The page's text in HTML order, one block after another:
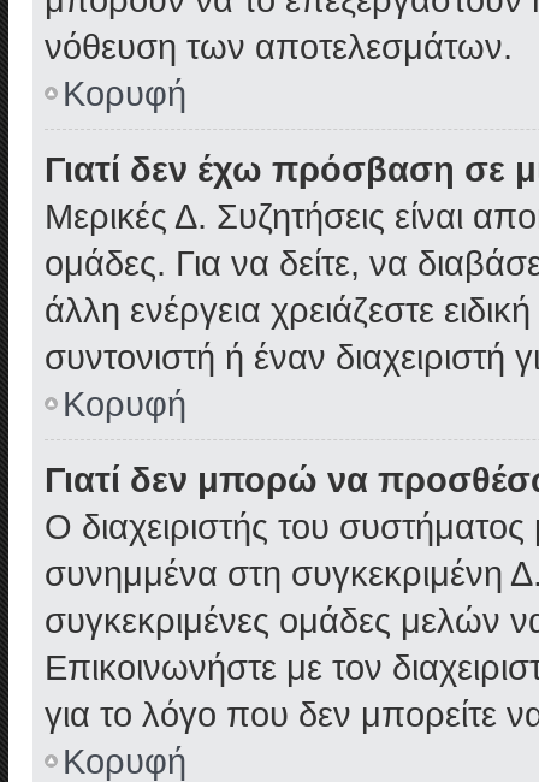
νόθευση των αποτελεσμάτων.
Κορυφή
Γιατί δεν έχω πρόσβαση σε
Μερικές Δ. Συζητήσεις είναι
ομάδες. Για να δείτε, να
άλλη ενέργεια χρειάζεστε
συντονιστή ή έναν διαχειριστή
Κορυφή
Γιατί δεν μπορώ να
Ο διαχειριστής του
συνημμένα στη συγκεκριμένη
συγκεκριμένες ομάδες μελών
Επικοινωνήστε με τον
για το λόγο που δεν μπορείτε
Κορυφή